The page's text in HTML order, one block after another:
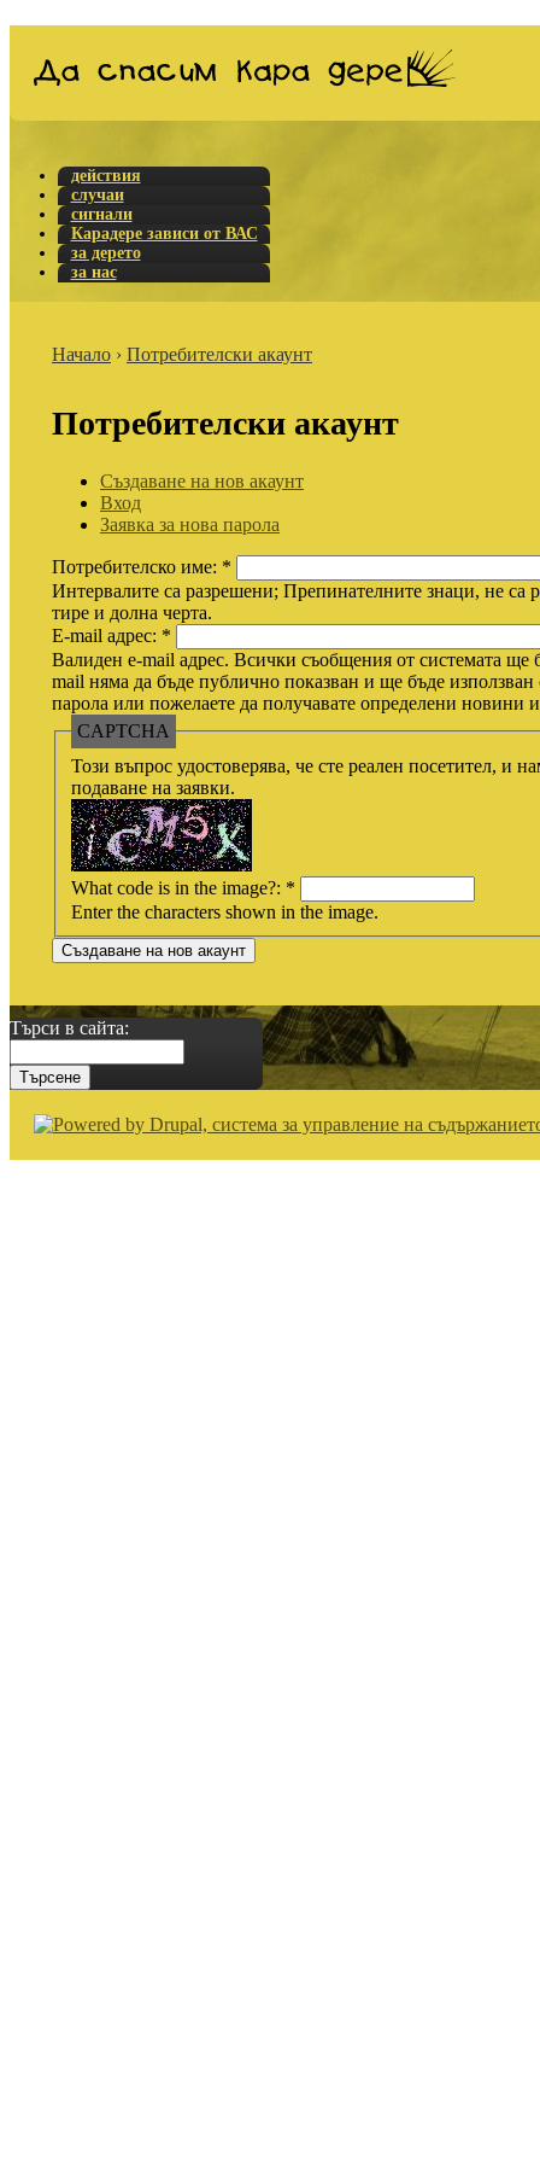
действия
случаи
сигнали
Карадере зависи от ВАС
за дерето
за нас
Начало › Потребителски акаунт
Потребителски акаунт
Създаване на нов акаунт
Вход
Заявка за нова парола
Потребителско име: *
Интервалите са разрешени; Препинателните знаци, не са
тире и долна черта.
E-mail адрес: *
Валиден e-mail адрес. Всички съобщения от системата ще
mail няма да бъде публично показван и ще бъде използван
парола или пожелаете да получавате определени новини
CAPTCHA
Този въпрос удостоверява, че сте реален посетител, и
подаване на заявки.
What code is in the image?: *
Enter the characters shown in the image.
Търси в сайта: